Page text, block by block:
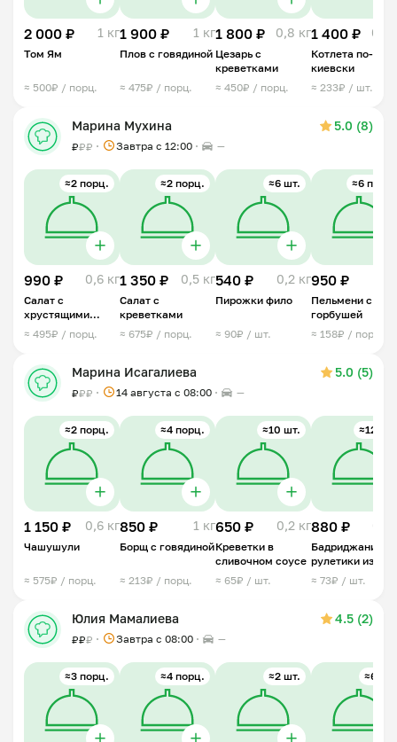
2 000 ₽ 1 кг
Том Ям
≈ 500₽ / порц.
1 900 ₽ 1 кг
Плов с говядиной
≈ 475₽ / порц.
1 800 ₽ 0,8 кг
Цезарь с
креветками
≈ 450₽ / порц.
1 400 ₽ 0,8
Котлета по-
киевски
≈ 233₽ / шт.
Марина Мухина 5.0 (8)
₽₽₽ Завтра c 12:00 —
≈2 порц.
990 ₽ 0,6 кг
Салат с
хрустящими
баклажанами
≈ 495₽ / порц.
≈2 порц.
1 350 ₽ 0,5 кг
Салат с
креветками
≈ 675₽ / порц.
≈6 шт.
540 ₽ 0,2 кг
Пирожки фило
≈ 90₽ / шт.
≈6 порц.
950 ₽
Пельмени с
горбушей
≈ 158₽ / порц.
Марина Исагалиева 5.0 (5)
₽₽₽ 14 августа с 08:00 —
≈2 порц.
1 150 ₽ 0,6 кг
Чашушули
≈ 575₽ / порц.
≈4 порц.
850 ₽ 1 кг
Борщ с говядиной
≈ 213₽ / порц.
≈10 шт.
650 ₽ 0,2 кг
Креветки в
сливочном соусе
≈ 65₽ / шт.
≈12 шт.
880 ₽
Бадриджани (
рулетики из
баклажан)
≈ 73₽ / шт.
Юлия Мамалиева 4.5 (2)
₽₽₽ Завтра c 08:00 —
≈3 порц. ≈4 порц. ≈2 шт. ≈6 шт.